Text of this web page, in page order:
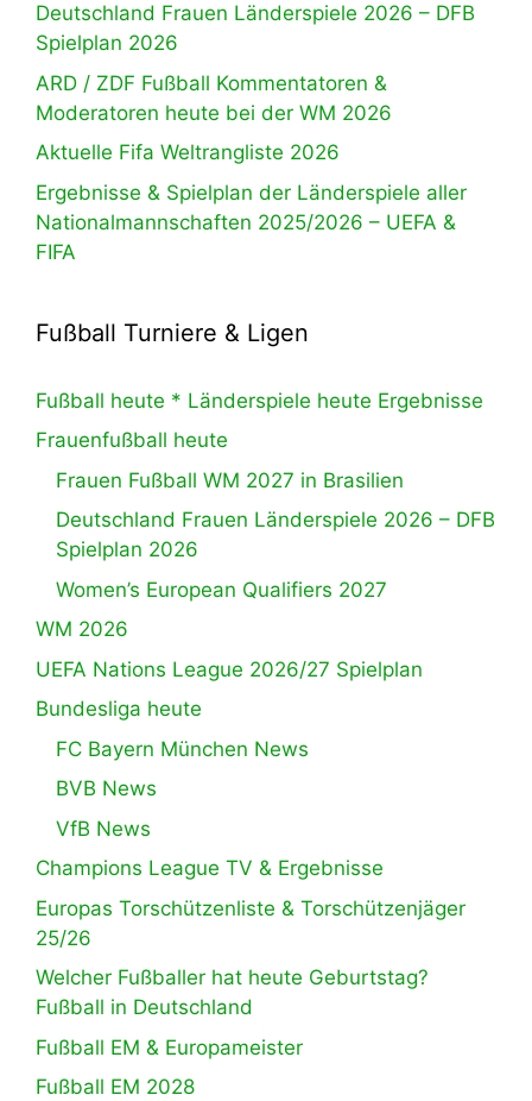
Deutschland Frauen Länderspiele 2026 – DFB
Spielplan 2026
ARD / ZDF Fußball Kommentatoren &
Moderatoren heute bei der WM 2026
Aktuelle Fifa Weltrangliste 2026
Ergebnisse & Spielplan der Länderspiele aller
Nationalmannschaften 2025/2026 – UEFA &
FIFA
Fußball Turniere & Ligen
Fußball heute * Länderspiele heute Ergebnisse
Frauenfußball heute
Frauen Fußball WM 2027 in Brasilien
Deutschland Frauen Länderspiele 2026 – DFB
Spielplan 2026
Women’s European Qualifiers 2027
WM 2026
UEFA Nations League 2026/27 Spielplan
Bundesliga heute
FC Bayern München News
BVB News
VfB News
Champions League TV & Ergebnisse
Europas Torschützenliste & Torschützenjäger
25/26
Welcher Fußballer hat heute Geburtstag?
Fußball in Deutschland
Fußball EM & Europameister
Fußball EM 2028